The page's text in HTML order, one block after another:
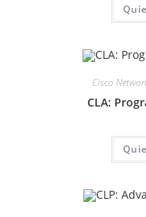
Cisco
CLA: